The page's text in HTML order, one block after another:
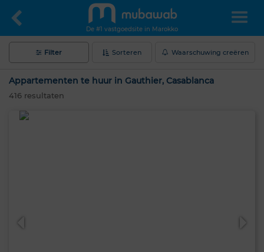
De #1 vastgoedsite in Marokko
Filter Sorteren Waarschuwing creëren
Appartementen te huur in Gauthier, Casablanca
416 resultaten